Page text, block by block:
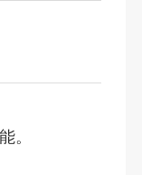
。